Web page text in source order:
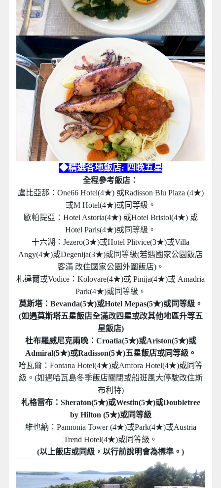
◆精選各地飯店: 四晚五星
全程參考飯店：
盧比亞那：One66 Hotel(4★) 或Radisson Blu Plaza (4★)
或M Hotel(4★)或同等級。
歐帕提亞：Hotel Astoria(4★) 或Hotel Bristol(4★) 或
Hotel Paris(4★)或同等級。
十六湖：Jezero(3★)或Hotel Plitvice(3★)或Villa
Angy(4★)或Degenija(3★)或同等級(若遇國家公園飯店
客滿 改住國家公園外圍飯店)。
札達爾或Vodice：Kolovare(4★)或 Pinija(4★)或 Amadria
Park(4★)或同等級。
莫斯塔：Bevanda(5★)或Hotel Mepas(5★)或同等級。
(如遇莫斯塔五星飯店全滿改四星或改其他地區升等五
星飯店)
杜布羅威尼克兩晚：Croatia(5★)或Ariston(5★)或
Admiral(5★)或Radisson(5★)五星飯店或同等級。
哈瓦爾：Fontana Hotel(4★)或Amfora Hotel(4★)或同等
級。(如遇哈瓦島冬季飯店關閉或船班風大停駛改住斯
布利特)
札格雷布：Sheraton(5★)或Westin(5★)或Doubletree
by Hilton (5★)或同等級
維也納：Pannonia Tower (4★)或Park(4★)或Austria
Trend Hotel(4★)或同等級。
(以上飯店或同級，以行前說明會為標準。)